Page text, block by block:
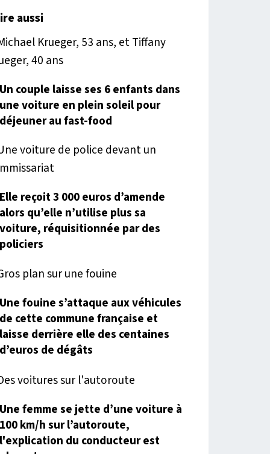
aussi
Un couple laisse ses 6 enfants dans
une voiture en plein soleil pour
déjeuner au fast-food
Elle reçoit 3 000 euros d’amende
alors qu’elle n’utilise plus sa
voiture, réquisitionnée par des
policiers
Une fouine s’attaque aux véhicules
de cette commune française et
laisse derrière elle des centaines
d’euros de dégâts
Une femme se jette d’une voiture à
100 km/h sur l’autoroute,
l'explication du conducteur est